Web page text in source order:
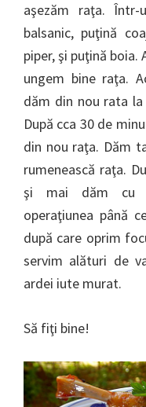
aşezăm raţa.
balsanic, puţină
piper, şi puţină boia.
ungem bine raţa.
dăm din nou rata
După cca 30 de
din nou raţa. Dăm
rumenească raţa.
şi mai dăm cu
operaţiunea până
după care oprim
servim alături de
ardei iute murat.
Să fiţi bine!